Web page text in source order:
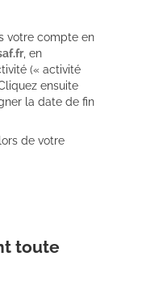
votre compte en
, en
(« activité
ensuite
la date de fin
de votre
toute